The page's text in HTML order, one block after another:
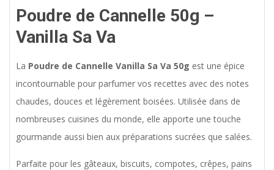
Poudre de Cannelle 50g –
Vanilla Sa Va
La Poudre de Cannelle Vanilla Sa Va 50g est une épice
incontournable pour parfumer vos recettes avec des notes
chaudes, douces et légèrement boisées. Utilisée dans de
nombreuses cuisines du monde, elle apporte une touche
gourmande aussi bien aux préparations sucrées que salées.
Parfaite pour les gâteaux, biscuits, compotes, crêpes, pains